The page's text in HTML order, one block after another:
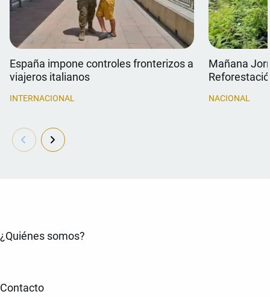
España impone controles fronterizos a
viajeros italianos
INTERNACIONAL
Mañana
NACIONAL
¿Quiénes somos?
Contacto